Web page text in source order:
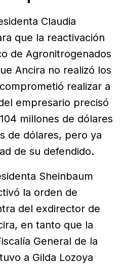
Claudia
que la reactivación
de Agronitrogenados
Ancira no realizó los
realizar a
empresario precisó
millones de dólares
de dólares, pero ya
de su defendido.
Sheinbaum
la orden de
del exdirector de
en tanto que la
General de la
a Gilda Lozoya